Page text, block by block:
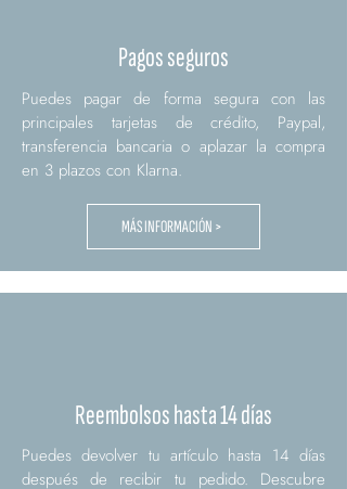
Pagos seguros
Puedes pagar de forma segura con las
principales tarjetas de crédito, Paypal,
transferencia bancaria o aplazar la compra
en 3 plazos con Klarna.
MÁS INFORMACIÓN >
Reembolsos hasta 14 días
Puedes devolver tu artículo hasta 14 días
después de recibir tu pedido. Descubre